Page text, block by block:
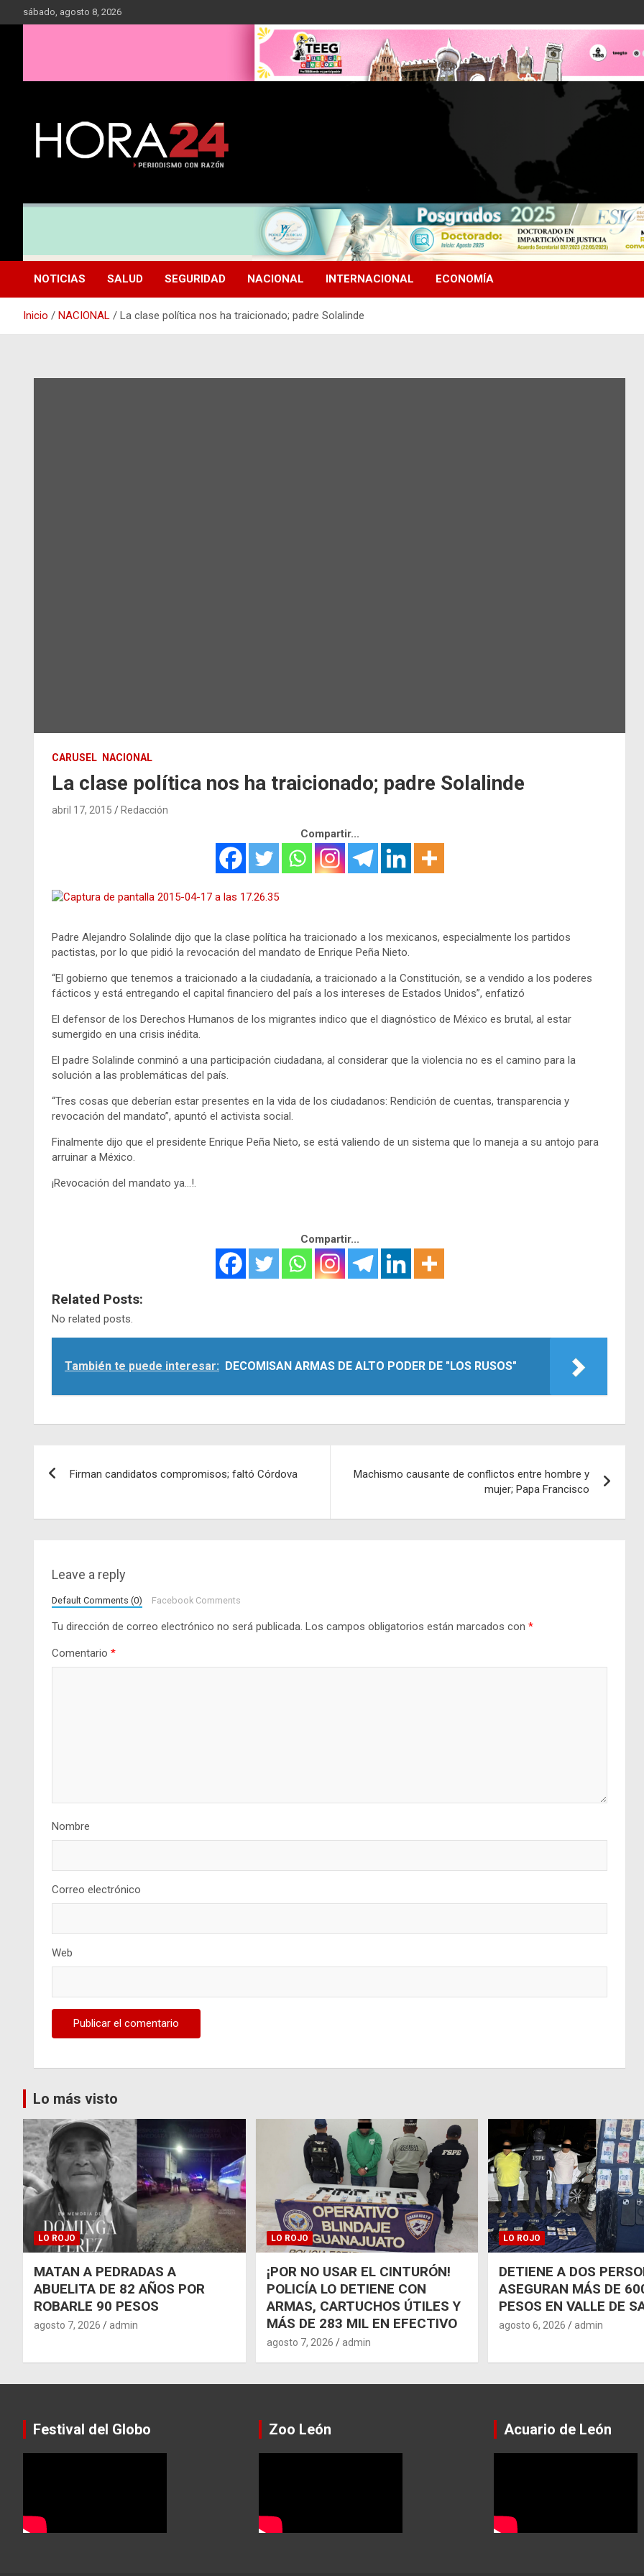
al
sábado, agosto 8, 2026
NOTICIAS SALUD SEGURIDAD NACIONAL INTERNACIONAL ECONOMÍA
Inicio NACIONAL La clase política nos ha traicionado; padre Solalinde
CARUSEL NACIONAL
La clase política nos ha traicionado; padre Solalinde
abril 17, 2015 Redacción
Compartir...
Padre Alejandro Solalinde dijo que la clase política ha traicionado a los mexicanos, especialmente los partidos
pactistas, por lo que pidió la revocación del mandato de Enrique Peña Nieto.
“El gobierno que tenemos a traicionado a la ciudadanía, a traicionado a la Constitución, se a vendido a los poderes
fácticos y está entregando el capital financiero del país a los intereses de Estados Unidos”, enfatizó
El defensor de los Derechos Humanos de los migrantes indico que el diagnóstico de México es brutal, al estar
sumergido en una crisis inédita.
El padre Solalinde conminó a una participación ciudadana, al considerar que la violencia no es el camino para la
solución a las problemáticas del país.
“Tres cosas que deberían estar presentes en la vida de los ciudadanos: Rendición de cuentas, transparencia y
revocación del mandato”, apuntó el activista social.
Finalmente dijo que el presidente Enrique Peña Nieto, se está valiendo de un sistema que lo maneja a su antojo para
arruinar a México.
¡Revocación del mandato ya…!.
Compartir...
Related Posts:
No related posts.
También te puede interesar: DECOMISAN ARMAS DE ALTO PODER DE "LOS RUSOS"
entradas
Firman candidatos compromisos; faltó Córdova
Machismo causante de conflictos entre hombre y
mujer; Papa Francisco
Leave a reply
Default Comments (0) Facebook Comments
Tu dirección de correo electrónico no será publicada. Los campos obligatorios están marcados con *
Comentario *
Nombre
Correo electrónico
Web
Lo más visto
LO ROJO
MATAN A PEDRADAS A
ABUELITA DE 82 AÑOS POR
ROBARLE 90 PESOS
agosto 7, 2026 admin
LO ROJO
¡POR NO USAR EL CINTURÓN!
POLICÍA LO DETIENE CON
ARMAS, CARTUCHOS ÚTILES Y
MÁS DE 283 MIL EN EFECTIVO
agosto 7, 2026 admin
LO ROJO
DETIENE A DOS
ASEGURAN MÁS DE
PESOS EN VALLE DE
agosto 6, 2026 admin
Festival del Globo Zoo León Acuario de León